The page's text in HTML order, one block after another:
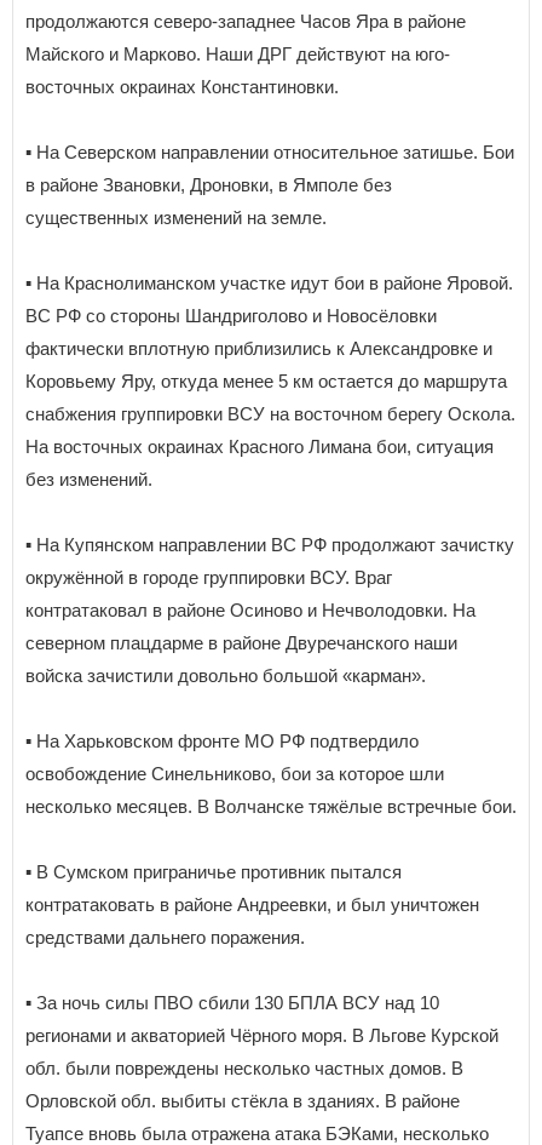
продолжаются северо-западнее Часов Яра в районе
Майского и Марково. Наши ДРГ действуют на юго-
восточных окраинах Константиновки.
▪️ На Северском направлении относительное затишье. Бои
в районе Звановки, Дроновки, в Ямполе без
существенных изменений на земле.
▪️ На Краснолиманском участке идут бои в районе Яровой.
ВС РФ со стороны Шандриголово и Новосёловки
фактически вплотную приблизились к Александровке и
Коровьему Яру, откуда менее 5 км остается до маршрута
снабжения группировки ВСУ на восточном берегу Оскола.
На восточных окраинах Красного Лимана бои, ситуация
без изменений.
▪️ На Купянском направлении ВС РФ продолжают зачистку
окружённой в городе группировки ВСУ. Враг
контратаковал в районе Осиново и Нечволодовки. На
северном плацдарме в районе Двуречанского наши
войска зачистили довольно большой «карман».
▪️ На Харьковском фронте МО РФ подтвердило
освобождение Синельниково, бои за которое шли
несколько месяцев. В Волчанске тяжёлые встречные бои.
▪️ В Сумском приграничье противник пытался
контратаковать в районе Андреевки, и был уничтожен
средствами дальнего поражения.
▪️ За ночь силы ПВО сбили 130 БПЛА ВСУ над 10
регионами и акваторией Чёрного моря. В Льгове Курской
обл. были повреждены несколько частных домов. В
Орловской обл. выбиты стёкла в зданиях. В районе
Туапсе вновь была отражена атака БЭКами, несколько